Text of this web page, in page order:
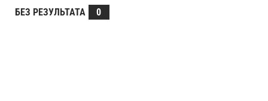
БЕЗ РЕЗУЛЬТАТА
0